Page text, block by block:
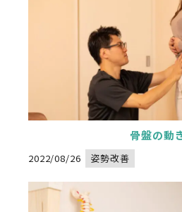
: Undefined
/home/xs834068/nadeshikoseitai-delight.com/public_html/wp-content/themes/nadeshikoseitai-delight/category.php
" alt="">
骨盤の動
2022/08/26 姿勢改善